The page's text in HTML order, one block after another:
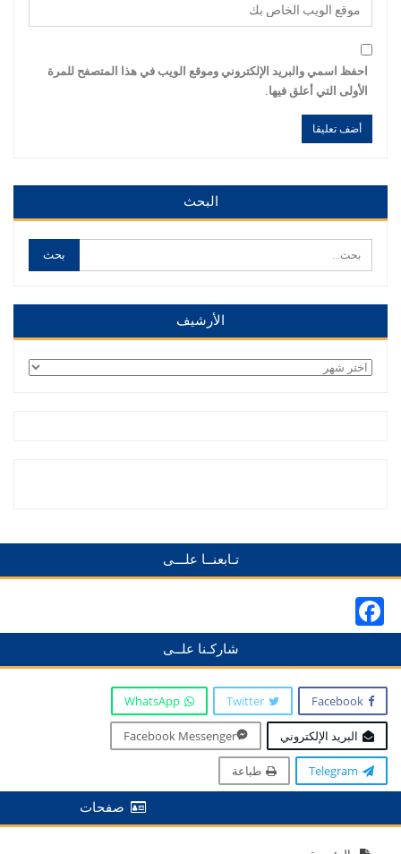
احفظ اسمي والبريد الإلكتروني وموقع الويب في هذا المتصفح للمرة
الأولى التي أعلق فيها.
البحث
الأرشيف
الأرشيف
تـابعنــا علـــى
شاركـنا علــى
Facebook
Twitter
WhatsApp
البريد الإلكتروني Facebook Messenger
Telegram طباعة
صفحات